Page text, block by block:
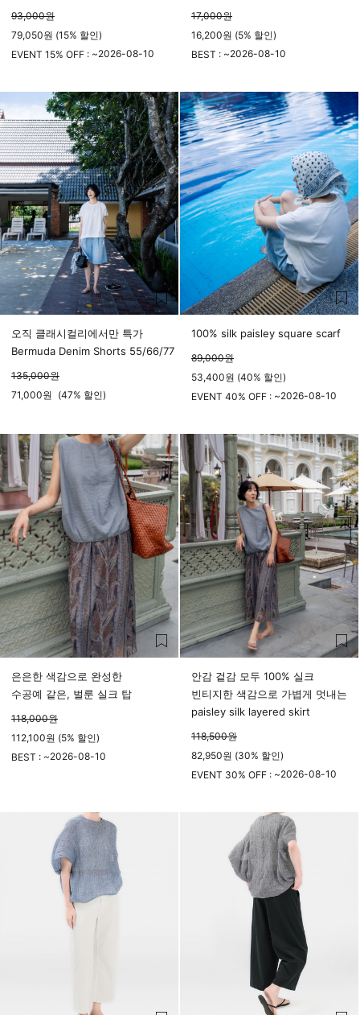
93,000원
79,050원 (15% 할인)
EVENT 15% OFF : ~2026-08-10
17,000원
16,200원 (5% 할인)
BEST : ~2026-08-10
오직 클래시컬리에서만 특가
Bermuda Denim Shorts 55/66/77
135,000원
71,000원 (47% 할인)
100% silk paisley square scarf
89,000원
53,400원 (40% 할인)
EVENT 40% OFF : ~2026-08-10
은은한 색감으로 완성한
수공예 같은, 벌룬 실크 탑
118,000원
112,100원 (5% 할인)
BEST : ~2026-08-10
안감 겉감 모두 100% 실크
빈티지한 색감으로 가볍게 멋내는
paisley silk layered skirt
118,500원
82,950원 (30% 할인)
EVENT 30% OFF : ~2026-08-10